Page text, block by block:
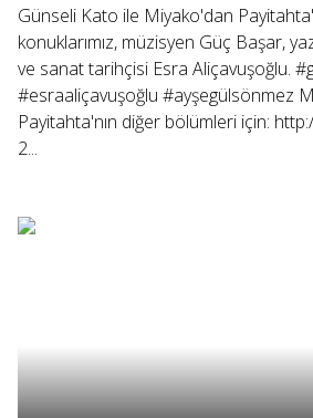
Günseli Kato ile Miyako'dan
konuklarımız, müzisyen Güç Başar,
ve sanat tarihçisi Esra Aliçavuşoğlu.
#esraaliçavuşoğlu #ayşegülsönmez
Payitahta'nın diğer bölümleri için:
2...